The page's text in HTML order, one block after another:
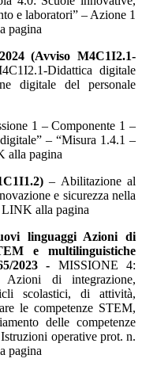
e laboratori” – Azione 1
pagina
(Avviso M4C1I2.1-
Didattica digitale
digitale del personale
1 – Componente 1 –
– “Misura 1.4.1 –
alla pagina
– Abilitazione al
e sicurezza nella
alla pagina
linguaggi Azioni di
e multilinguistiche
2023 - MISSIONE 4:
Azioni di integrazione,
scolastici, di attività,
le competenze STEM,
delle competenze
operative prot. n.
pagina